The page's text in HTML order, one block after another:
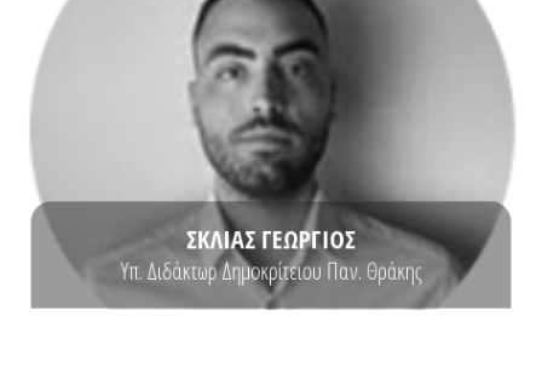
ΣΚΛΙΑΣ ΓΕΩΡΓΙΟΣ
Υπ. Διδάκτωρ Δημοκρίτειου Παν. Θράκης
Σκλιάς Γεώργιος
Υπ. Διδάκτωρ Δημοκρίτειου Παν. Θράκης
Ο Γεώργιος Σκλιάς είναι υπεύθυνος υποστήριξης έργων στο
International Service Delivery Operation Department, International
Business Unit. Κατέχει διδακτορικό στα Οικονομικά από το Δημοκρίτειο
Πανεπιστήμιο Θράκης και μεταπτυχιακό MSc στη Μηχανική για Marine
Professionals από το Πανεπιστήμιο Plymouth University...
ΒΙΟΓΡΑΦΙΚΟ